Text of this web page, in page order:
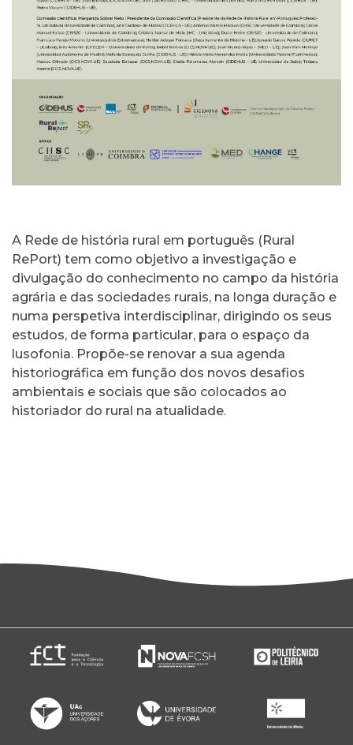
A Rede de história rural em português (Rural
RePort) tem como objetivo a investigação e
divulgação do conhecimento no campo da história
agrária e das sociedades rurais, na longa duração e
numa perspetiva interdisciplinar, dirigindo os seus
estudos, de forma particular, para o espaço da
lusofonia. Propõe-se renovar a sua agenda
historiográfica em função dos novos desafios
ambientais e sociais que são colocados ao
historiador do rural na atualidade.